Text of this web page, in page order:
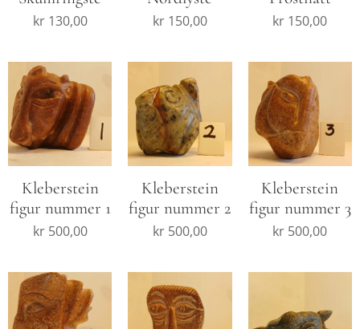
kr 130,00 kr 150,00 kr 150,00
Kleberstein
figur nummer 1
kr 500,00
Kleberstein
figur nummer 2
kr 500,00
Kleberstein
figur nummer 3
kr 500,00